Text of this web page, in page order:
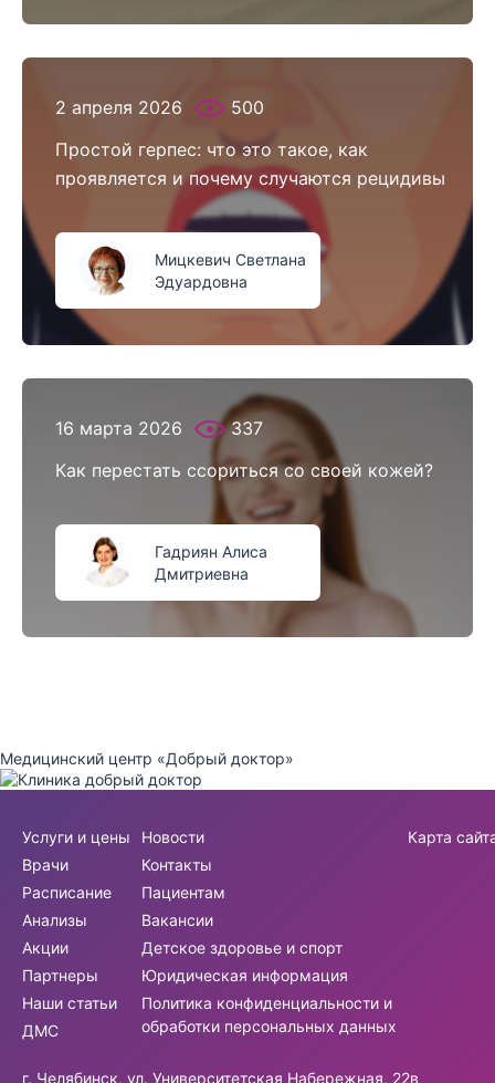
2 апреля 2026
500
Простой герпес: что это такое, как
проявляется и почему случаются рецидивы
Мицкевич Светлана
Эдуардовна
16 марта 2026
337
Как перестать ссориться со своей кожей?
Гадриян Алиса
Дмитриевна
Медицинский центр «Добрый доктор»
Услуги и цены
Врачи
Расписание
Анализы
Акции
Партнеры
Наши статьи
ДМС
Новости
Контакты
Пациентам
Вакансии
Детское здоровье и спорт
Юридическая информация
Политика конфиденциальности и
обработки персональных данных
Карта
г. Челябинск, ул. Университетская Набережная, 22в